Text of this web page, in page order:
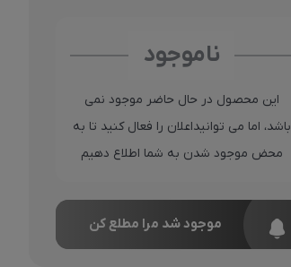
ناموجود
این محصول در حال حاضر موجود نمی
باشد، اما می توانیداعلان را فعال کنید تا به
محض موجود شدن به شما اطلاع دهیم
موجود شد مرا مطلع کن